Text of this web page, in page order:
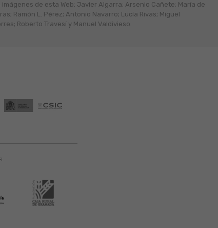
de esta Web: Javier Algarra; Arsenio Cañete; María de
Ramón L. Pérez; Antonio Navarro; Lucía Rivas; Miguel
Roberto Travesí y Manuel Valdivieso.